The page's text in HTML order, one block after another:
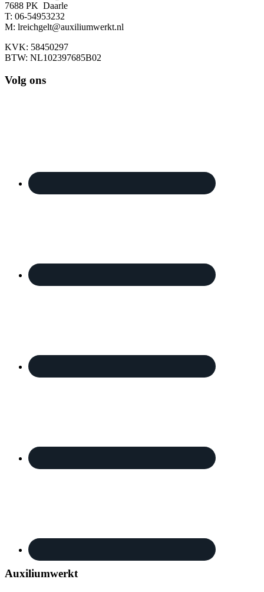
7688 PK Daarle
T: 06-54953232
M: lreichgelt@auxiliumwerkt.nl
KVK: 58450297
BTW: NL102397685B02
Volg ons
Auxiliumwerkt